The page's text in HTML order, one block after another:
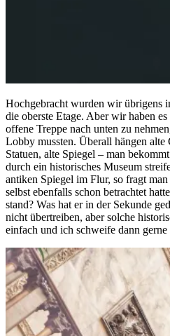
Hochgebracht wurden wir übrigens
die oberste Etage. Aber wir haben
offene Treppe nach unten zu
Lobby mussten. Überall hängen alte
Statuen, alte Spiegel – man
durch ein historisches Museum
antiken Spiegel im Flur, so fragt
selbst ebenfalls schon betrachtet
stand? Was hat er in der Sekunde
nicht übertreiben, aber solche
einfach und ich schweife dann